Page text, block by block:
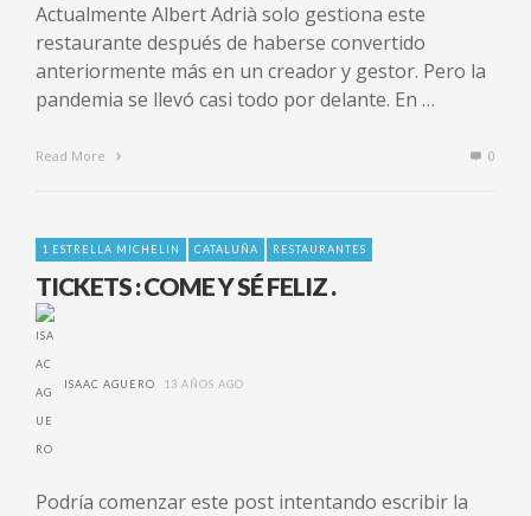
Actualmente Albert Adrià solo gestiona este
restaurante después de haberse convertido
anteriormente más en un creador y gestor. Pero la
pandemia se llevó casi todo por delante. En …
Read More 0
1 ESTRELLA MICHELIN CATALUÑA RESTAURANTES
TICKETS : COME Y SÉ FELIZ .
ISAAC AGUERO 13 AÑOS AGO
Podría comenzar este post intentando escribir la